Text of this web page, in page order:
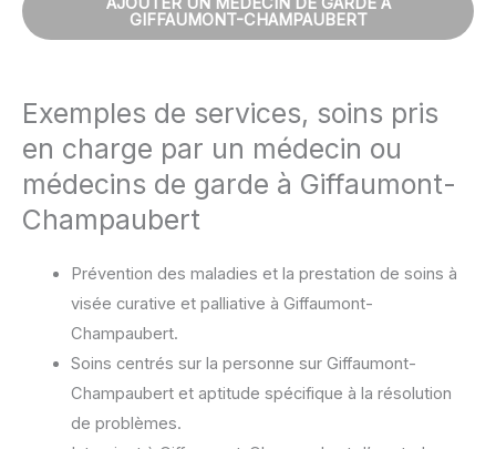
GIFFAUMONT-CHAMPAUBERT
Exemples de services, soins pris
en charge par un médecin ou
médecins de garde à Giffaumont-
Champaubert
Prévention des maladies et la prestation de soins à
visée curative et palliative à Giffaumont-
Champaubert.
Soins centrés sur la personne sur Giffaumont-
Champaubert et aptitude spécifique à la résolution
de problèmes.